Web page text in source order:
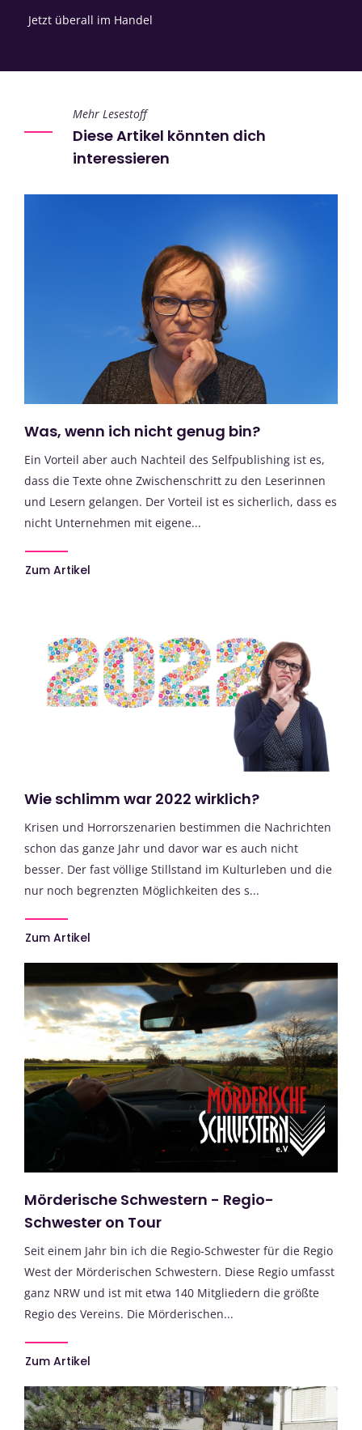
Jetzt überall im Handel
Mehr Lesestoff
Diese Artikel könnten dich
interessieren
Was, wenn ich nicht genug bin?
Ein Vorteil aber auch Nachteil des Selfpublishing ist es,
dass die Texte ohne Zwischenschritt zu den Leserinnen
und Lesern gelangen. Der Vorteil ist es sicherlich, dass es
nicht Unternehmen mit eigene...
Zum Artikel
Wie schlimm war 2022 wirklich?
Krisen und Horrorszenarien bestimmen die Nachrichten
schon das ganze Jahr und davor war es auch nicht
besser. Der fast völlige Stillstand im Kulturleben und die
nur noch begrenzten Möglichkeiten des s...
Zum Artikel
Mörderische Schwestern - Regio-
Schwester on Tour
Seit einem Jahr bin ich die Regio-Schwester für die Regio
West der Mörderischen Schwestern. Diese Regio umfasst
ganz NRW und ist mit etwa 140 Mitgliedern die größte
Regio des Vereins. Die Mörderischen...
Zum Artikel